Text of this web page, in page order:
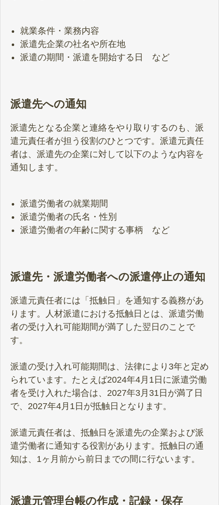
就業条件・業務内容
派遣先企業の社名や所在地
派遣の期間・派遣を開始する日 など
派遣先への通知
派遣先となる企業と連絡をやり取りするのも、派
遣元責任者が担う役割のひとつです。派遣元責任
者は、派遣先の企業に対して以下のような内容を
通知します。
派遣労働者の就業期間
派遣労働者の氏名・性別
派遣労働者の年齢に関する事柄 など
派遣先・派遣労働者への派遣停止の通知
派遣元責任者には「抵触日」を通知する義務があ
ります。人材派遣における抵触日とは、派遣労働
者の受け入れ可能期間が満了した翌日のことで
す。
派遣の受け入れ可能期間は、法律により3年と定め
られています。たとえば2024年4月1日に派遣労働
者を受け入れた場合は、2027年3月31日が満了日
で、2027年4月1日が抵触日となります。
派遣元責任者は、抵触日を派遣先の企業および派
遣労働者に通知する役割があります。抵触日の通
知は、1ヶ月前から前日までの間に行ないます。
派遣元管理台帳の作成・記録・保存